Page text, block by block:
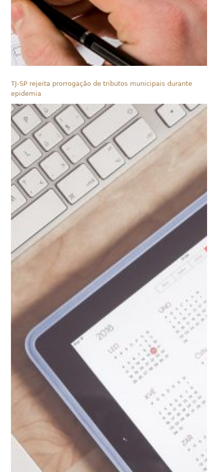
TJ-SP rejeita prorrogação de tributos municipais durante
epidemia